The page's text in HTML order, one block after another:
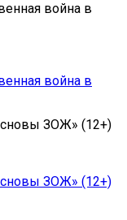
война в
война в
ЗОЖ» (12+)
ЗОЖ» (12+)